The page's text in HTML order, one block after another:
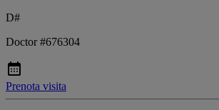
D#
Doctor #676304
Prenota visita